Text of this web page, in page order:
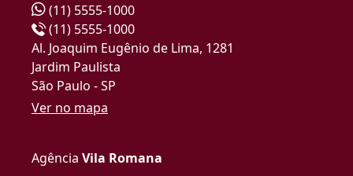
(11) 5555-1000
(11) 5555-1000
Al. Joaquim Eugênio de Lima, 1281
Jardim Paulista
São Paulo - SP
Ver no mapa
Agência Vila Romana